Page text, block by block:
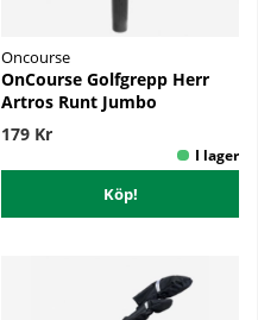
Oncourse
OnCourse Golfgrepp Herr
Artros Runt Jumbo
179 Kr
Köp!